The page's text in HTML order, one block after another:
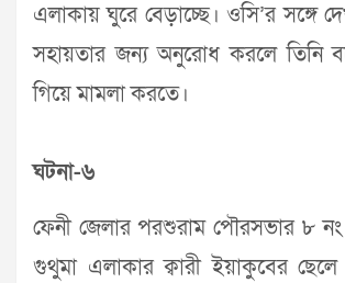
এলাকায় ঘুরে বেড়াচ্ছে। ওসি’র সঙ্গে
সহায়তার জন্য অনুরোধ করলে তিনি
গিয়ে মামলা করতে।
ঘটনা-৬
ফেনী জেলার পরশুরাম পৌরসভার ৮ নং
গুথুমা এলাকার ক্বারী ইয়াকুবের